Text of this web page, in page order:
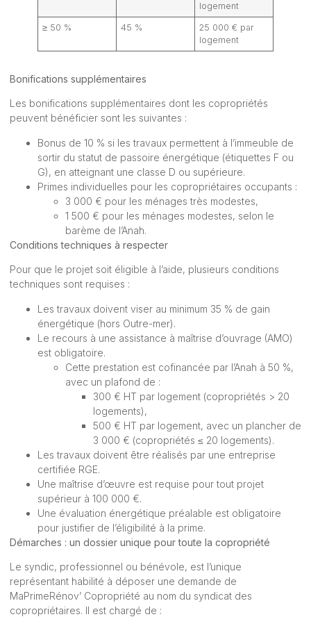
logement
≥ 50 % 45 %
25 000 € par
logement
Bonifications supplémentaires
Les bonifications supplémentaires dont les copropriétés
peuvent bénéficier sont les suivantes :
Bonus de 10 % si les travaux permettent à l’immeuble de
sortir du statut de passoire énergétique (étiquettes F ou
G), en atteignant une classe D ou supérieure.
Primes individuelles pour les copropriétaires occupants :
3 000 € pour les ménages très modestes,
1 500 € pour les ménages modestes, selon le
barème de l’Anah.
Conditions techniques à respecter
Pour que le projet soit éligible à l’aide, plusieurs conditions
techniques sont requises :
Les travaux doivent viser au minimum 35 % de gain
énergétique (hors Outre-mer).
Le recours à une assistance à maîtrise d’ouvrage (AMO)
est obligatoire.
Cette prestation est cofinancée par l’Anah à 50 %,
avec un plafond de :
300 € HT par logement (copropriétés > 20
logements),
500 € HT par logement, avec un plancher de
3 000 € (copropriétés ≤ 20 logements).
Les travaux doivent être réalisés par une entreprise
certifiée RGE.
Une maîtrise d’œuvre est requise pour tout projet
supérieur à 100 000 €.
Une évaluation énergétique préalable est obligatoire
pour justifier de l’éligibilité à la prime.
Démarches : un dossier unique pour toute la copropriété
Le syndic, professionnel ou bénévole, est l’unique
représentant habilité à déposer une demande de
MaPrimeRénov’ Copropriété au nom du syndicat des
copropriétaires. Il est chargé de :